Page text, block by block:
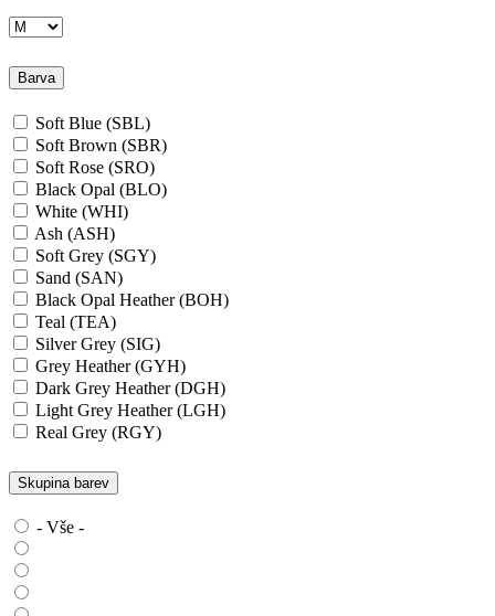
Barva
Soft Blue (SBL)
Soft Brown (SBR)
Soft Rose (SRO)
Black Opal (BLO)
White (WHI)
Ash (ASH)
Soft Grey (SGY)
Sand (SAN)
Black Opal Heather (BOH)
Teal (TEA)
Silver Grey (SIG)
Grey Heather (GYH)
Dark Grey Heather (DGH)
Light Grey Heather (LGH)
Real Grey (RGY)
Granite Grey (GRG)
Grey Steel (GRS)
Dark Grey Melange (DGM)
Skupina barev
- Vše -